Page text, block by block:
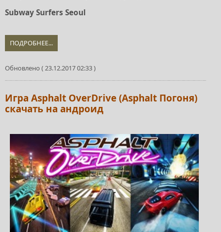
Subway Surfers Seoul
ПОДРОБНЕЕ...
Обновлено ( 23.12.2017 02:33 )
Игра Asphalt OverDrive (Asphalt Погоня)
скачать на андроид